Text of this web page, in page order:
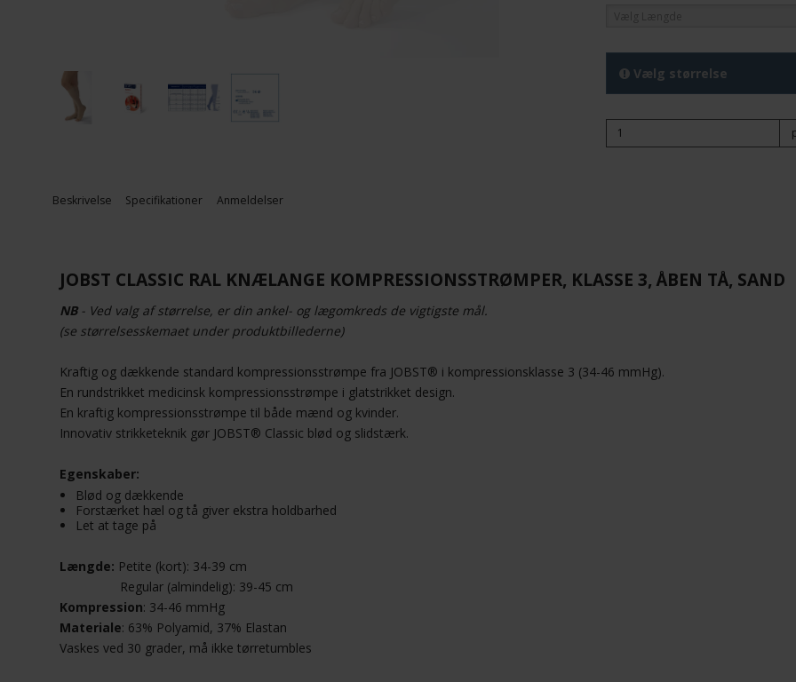
Vælg størrelse
Beskrivelse Specifikationer Anmeldelser
JOBST CLASSIC RAL KNÆLANGE KOMPRESSIONSSTRØMPER, KLASSE 3, ÅBEN TÅ, SAND
NB- Ved valg af størrelse, er din ankel- og lægomkreds de vigtigste mål.
(se størrelsesskemaet under produktbillederne)
Kraftig og dækkende standard kompressionsstrømpe fra JOBST® i kompressionsklasse 3 (34-46 mmHg).
En rundstrikket medicinsk kompressionsstrømpe i glatstrikket design.
En kraftig kompressionsstrømpe til både mænd og kvinder.
Innovativ strikketeknik gør JOBST® Classic blød og slidstærk.
Egenskaber:
Blød og dækkende
Forstærket hæl og tå giver ekstra holdbarhed
Let at tage på
Længde: Petite (kort): 34-39 cm
Regular (almindelig): 39-45 cm
Kompression: 34-46 mmHg
Materiale: 63% Polyamid, 37% Elastan
Vaskes ved 30 grader, må ikke tørretumbles